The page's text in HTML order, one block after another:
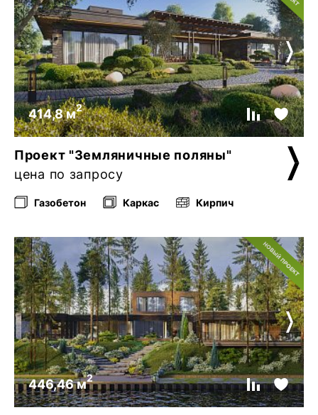
414,8 м2
Проект "Земляничные поляны"
цена по запросу
Газобетон Каркас Кирпич
446,46 м2